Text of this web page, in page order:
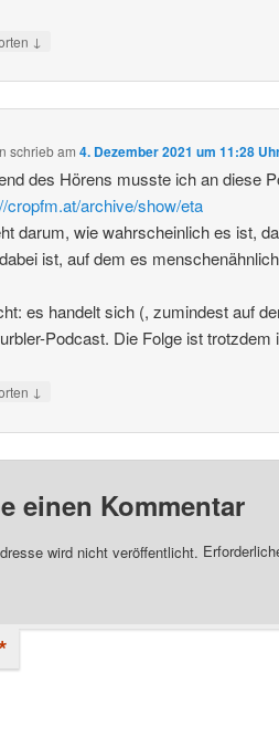
↓
schriebam4. Dezember 2021 um 11:28
des Hörens musste ich an diese
cropfm.at/archive/show/eta
darum, wie wahrscheinlich es ist,
ist, auf dem es
es handelt sich (, zumindest auf
Podcast. Die Folge ist
↓
einen Kommentar
wird nicht veröffentlicht.